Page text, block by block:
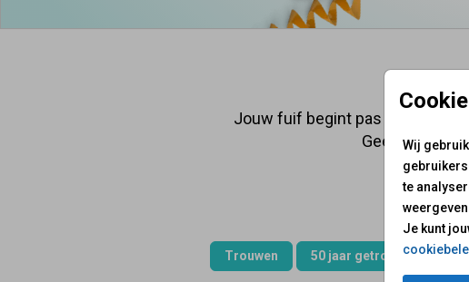
Wij
te
Je kunt
Jouw fuif begint pas écht te
Geef je fuif
Trouwen 50 jaar getrouwd